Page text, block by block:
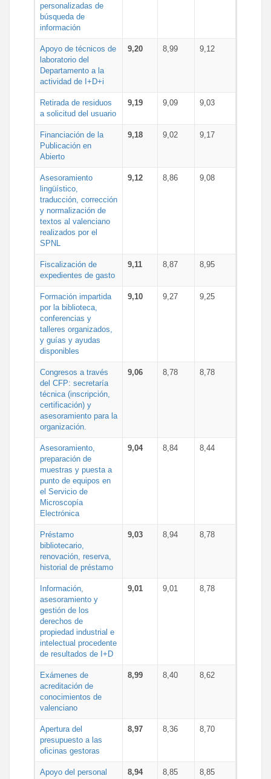
personalizadas de
búsqueda de
información
Apoyo de técnicos de
laboratorio del
Departamento a la
actividad de I+D+i
9,20 8,99 9,12
Retirada de residuos
a solicitud del usuario
9,19 9,09 9,03
Financiación de la
Publicación en
Abierto
9,18 9,02 9,17
Asesoramiento
lingüístico,
traducción, corrección
y normalización de
textos al valenciano
realizados por el
SPNL
9,12 8,86 9,08
Fiscalización de
expedientes de gasto
9,11 8,87 8,95
Formación impartida
por la biblioteca,
conferencias y
talleres organizados,
y guías y ayudas
disponibles
9,10 9,27 9,25
Congresos a través
del CFP: secretaría
técnica (inscripción,
certificación) y
asesoramiento para la
organización.
9,06 8,78 8,78
Asesoramiento,
preparación de
muestras y puesta a
punto de equipos en
el Servicio de
Microscopía
Electrónica
9,04 8,84 8,44
Préstamo
bibliotecario,
renovación, reserva,
historial de préstamo
9,03 8,94 8,78
Información,
asesoramiento y
gestión de los
derechos de
propiedad industrial e
intelectual procedente
de resultados de I+D
9,01 9,01 8,78
Exámenes de
acreditación de
conocimientos de
valenciano
8,99 8,40 8,62
Apertura del
presupuesto a las
oficinas gestoras
8,97 8,36 8,70
Apoyo del personal
8,94 8,85 8,85